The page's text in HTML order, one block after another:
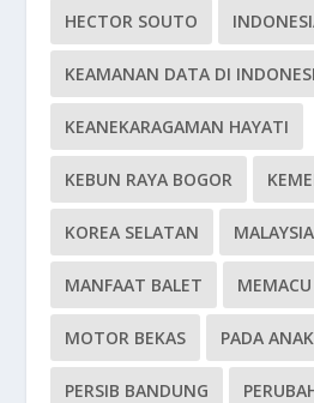
HECTOR SOUTO
KEAMANAN DATA DI
KEANEKARAGAMAN HAYATI
KEBUN RAYA BOGOR
KOREA SELATAN MALAYSIA
MANFAAT BALET
MOTOR BEKAS PADA ANAK
PERSIB BANDUNG